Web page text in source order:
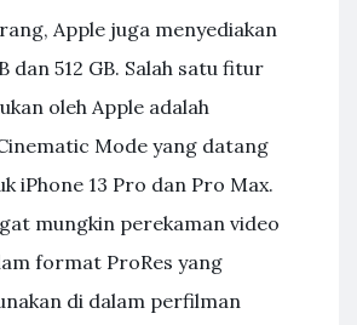
Apple juga menyediakan
dan 512 GB. Salah satu fitur
oleh Apple adalah
Mode yang datang
iPhone 13 Pro dan Pro Max.
mungkin perekaman video
format ProRes yang
di dalam perfilman